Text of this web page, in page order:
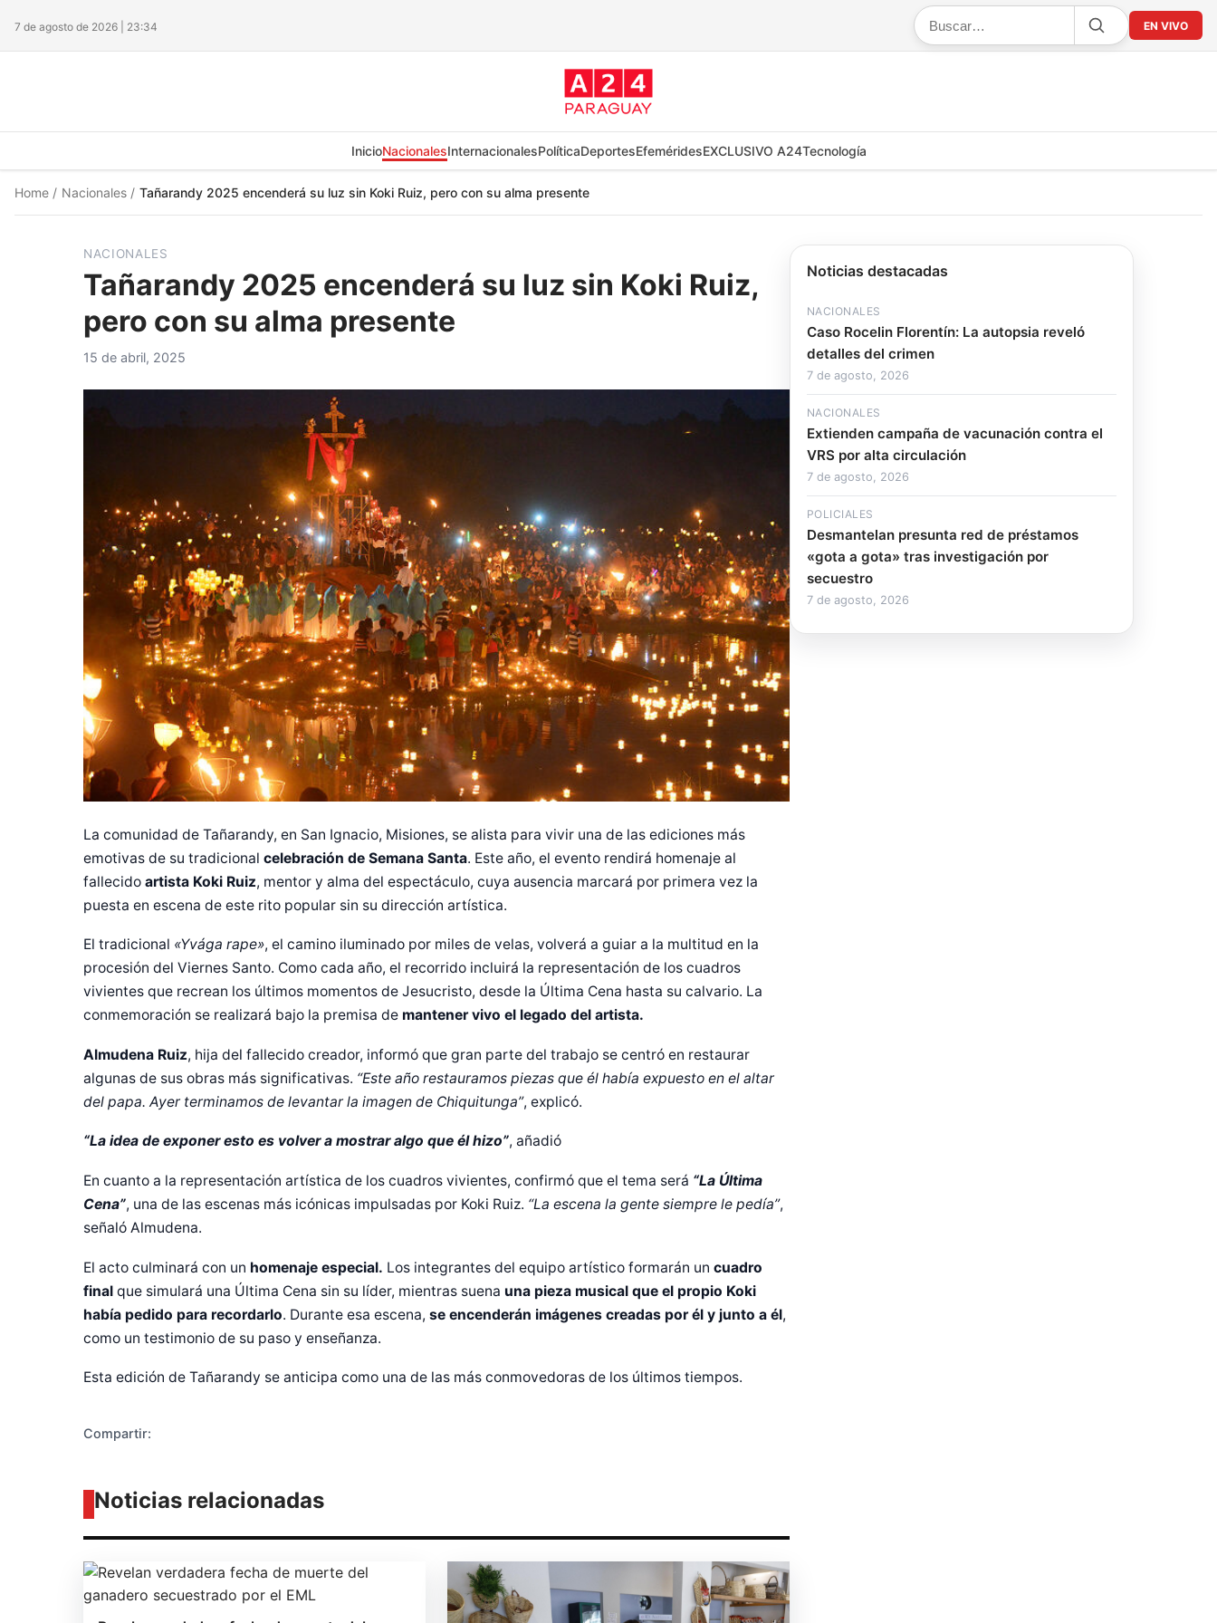
7 de agosto de 2026 | 23:34 EN VIVO
InicioNacionalesInternacionalesPolíticaDeportesEfeméridesEXCLUSIVO A24Tecnología
Home / Nacionales / Tañarandy 2025 encenderá su luz sin Koki Ruiz, pero con su alma presente
NACIONALES
Tañarandy 2025 encenderá su luz sin Koki Ruiz,
pero con su alma presente
15 de abril, 2025
La comunidad de Tañarandy, en San Ignacio, Misiones, se alista para vivir una de las ediciones más
emotivas de su tradicional celebración de Semana Santa. Este año, el evento rendirá homenaje al
fallecido artista Koki Ruiz, mentor y alma del espectáculo, cuya ausencia marcará por primera vez la
puesta en escena de este rito popular sin su dirección artística.
El tradicional «Yvága rape», el camino iluminado por miles de velas, volverá a guiar a la multitud en la
procesión del Viernes Santo. Como cada año, el recorrido incluirá la representación de los cuadros
vivientes que recrean los últimos momentos de Jesucristo, desde la Última Cena hasta su calvario. La
conmemoración se realizará bajo la premisa de mantener vivo el legado del artista.
Almudena Ruiz, hija del fallecido creador, informó que gran parte del trabajo se centró en restaurar
algunas de sus obras más significativas. “Este año restauramos piezas que él había expuesto en el altar
del papa. Ayer terminamos de levantar la imagen de Chiquitunga”, explicó.
“La idea de exponer esto es volver a mostrar algo que él hizo”, añadió
En cuanto a la representación artística de los cuadros vivientes, confirmó que el tema será “La Última
Cena”, una de las escenas más icónicas impulsadas por Koki Ruiz. “La escena la gente siempre le pedía”,
señaló Almudena.
El acto culminará con un homenaje especial. Los integrantes del equipo artístico formarán un cuadro
final que simulará una Última Cena sin su líder, mientras suena una pieza musical que el propio Koki
había pedido para recordarlo. Durante esa escena, se encenderán imágenes creadas por él y junto a él,
como un testimonio de su paso y enseñanza.
Esta edición de Tañarandy se anticipa como una de las más conmovedoras de los últimos tiempos.
Compartir:
Diseñado por Shiro Company
Noticias relacionadas
Noticias destacadas
NACIONALES
Caso Rocelin Florentín: La autopsia reveló
detalles del crimen
7 de agosto, 2026
NACIONALES
Extienden campaña de vacunación contra el
VRS por alta circulación
7 de agosto, 2026
POLICIALES
Desmantelan presunta red de préstamos
«gota a gota» tras investigación por
secuestro
7 de agosto, 2026